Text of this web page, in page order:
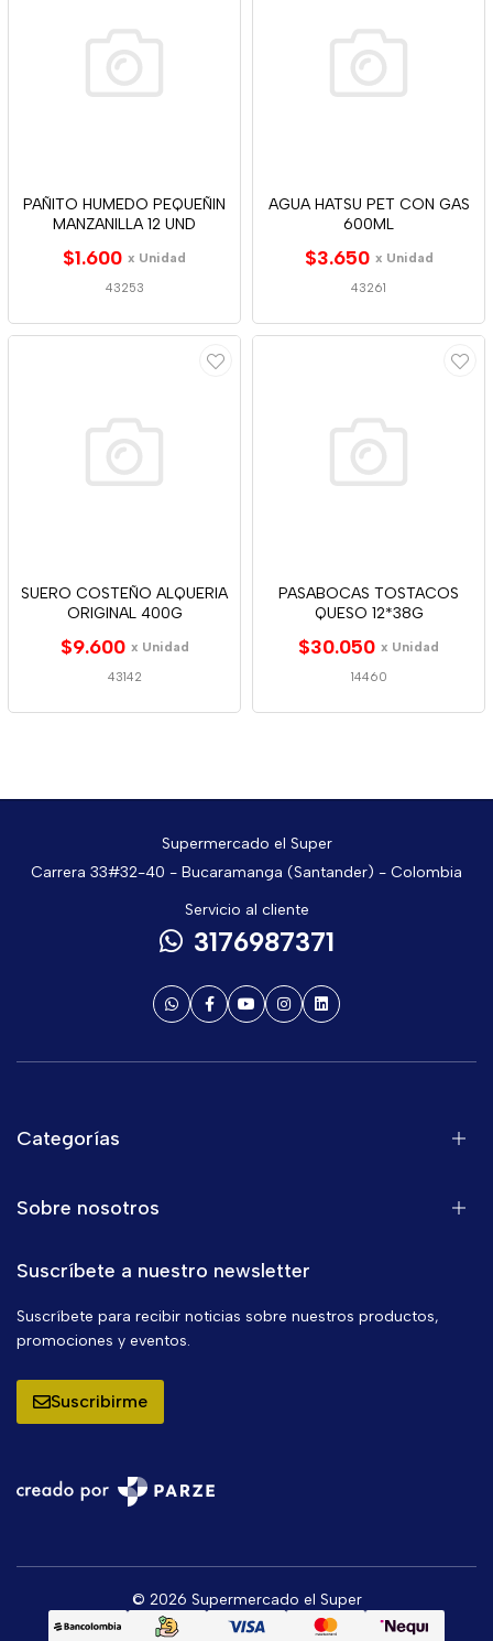
PAÑITO HUMEDO PEQUEÑIN
MANZANILLA 12 UND
$1.600 x Unidad
43253
AGUA HATSU PET CON GAS
600ML
$3.650 x Unidad
43261
SUERO COSTEÑO ALQUERIA
ORIGINAL 400G
$9.600 x Unidad
43142
PASABOCAS TOSTACOS
QUESO 12*38G
$30.050 x Unidad
14460
Supermercado el Super
Carrera 33#32-40 - Bucaramanga (Santander) - Colombia
Servicio al cliente
3176987371
Categorías
Sobre nosotros
Suscríbete a nuestro newsletter
Suscríbete para recibir noticias sobre nuestros productos,
promociones y eventos.
Suscribirme
© 2026 Supermercado el Super